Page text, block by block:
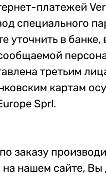
платежей
специального
в банке,
третьим
картам
Sprl.
заказу
нашем сайте,